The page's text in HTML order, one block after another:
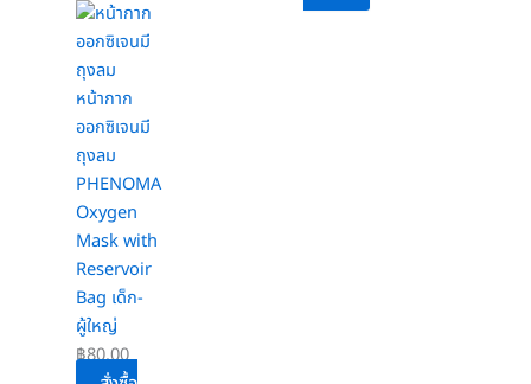
หน้ากาก
ออกซิเจนมี
ถุงลม
PHENOMA
Oxygen
Mask with
Reservoir
Bag เด็ก-
ผู้ใหญ่
฿80.00